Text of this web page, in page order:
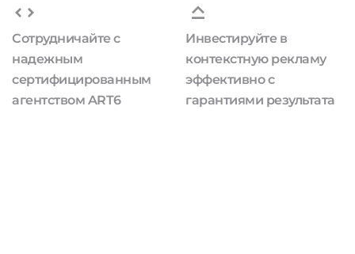
Сотрудничайте с
надежным
сертифицированным
агентством ART6
Инвестируйте в
контекстную рекламу
эффективно с
гарантиями результата